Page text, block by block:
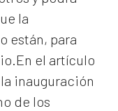
la
están, para
el artículo
inauguración
de los